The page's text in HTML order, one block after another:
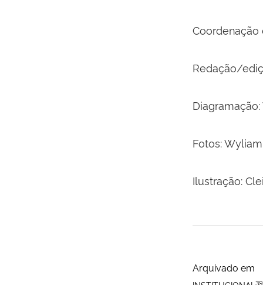
Coordenação
Redação/
Fotos:
Ilustração:
Arquivado em
39